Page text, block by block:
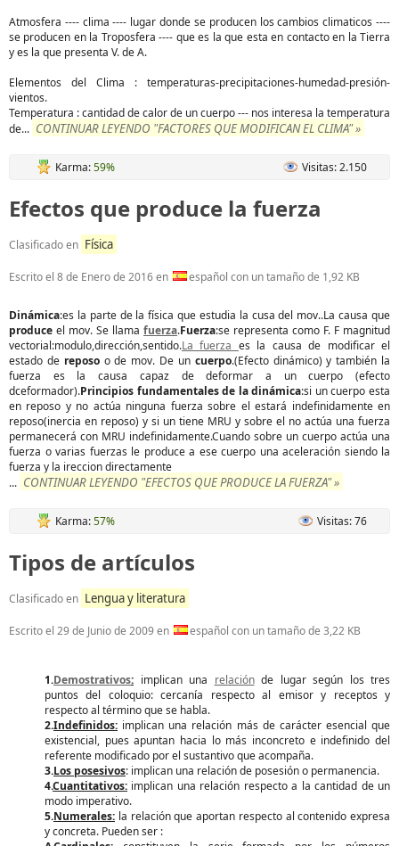
Atmosfera ---- clima ---- lugar donde se producen los cambios climaticos ----
se producen en la Troposfera ---- que es la que esta en contacto en la Tierra
y es la que presenta V. de A.
Elementos del Clima : temperaturas-precipitaciones-humedad-presión-
vientos.
Temperatura : cantidad de calor de un cuerpo --- nos interesa la temperatura
de... CONTINUAR LEYENDO "FACTORES QUE MODIFICAN EL CLIMA" »
Karma:59% Visitas: 2.150
Efectos que produce la fuerza
Clasificado en Física
Escrito el 8 de Enero de 2016en español con un tamaño de 1,92 KB
Dinámica:es la parte de la física que estudia la cusa del mov..La causa que
produce el mov. Se llama fuerza.Fuerza:se representa como F. F magnitud
vectorial:modulo,dirección,sentido.La fuerza es la causa de modificar el
estado de reposoo de mov. De un cuerpo.(Efecto dinámico) y también la
fuerza es la causa capaz de deformar a un cuerpo (efecto
dceformador).Principios fundamentales de la dinámica:si un cuerpo esta
en reposo y no actúa ninguna fuerza sobre el estará indefinidamente en
reposo(inercia en reposo) y si un tiene MRU y sobre el no actúa una fuerza
permanecerá con MRU indefinidamente.Cuando sobre un cuerpo actúa una
fuerza o varias fuerzas le produce a ese cuerpo una aceleración siendo la
fuerza y la ireccion directamente
... CONTINUAR LEYENDO "EFECTOS QUE PRODUCE LA FUERZA" »
Karma:57% Visitas: 76
Tipos de artículos
Clasificado en Lengua y literatura
Escrito el 29 de Junio de 2009en español con un tamaño de 3,22 KB
1.Demostrativos: implican una relaciónde lugar según los tres
puntos del coloquio: cercanía respecto al emisor y receptos y
respecto al término que se habla.
2.Indefinidos: implican una relación más de carácter esencial que
existencial, pues apuntan hacia lo más inconcreto e indefinido del
referente modificado por el sustantivo que acompaña.
3.Los posesivos: implican una relación de posesión o permanencia.
4.Cuantitativos: implican una relación respecto a la cantidad de un
modo imperativo.
5.Numerales: la relación que aportan respecto al contenido expresa
y concreta. Pueden ser :